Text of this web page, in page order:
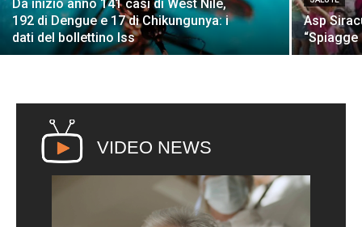
Da inizio anno 141 casi di West Nile,
192 di Dengue e 17 di Chikungunya: i
dati del bollettino Iss
Asp
VIDEO NEWS